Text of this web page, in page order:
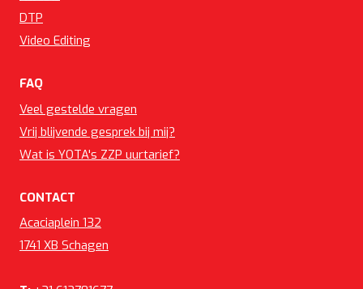
DTP
Video Editing
FAQ
Veel gestelde vragen
Vrij blijvende gesprek bij mij?
Wat is YOTA's ZZP uurtarief?
CONTACT
Acaciaplein 132
1741 XB Schagen